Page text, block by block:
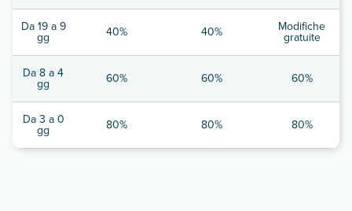
Da 19 a 9
gg 40% 40% Modifiche
gratuite
Da 8 a 4
gg 60% 60% 60%
Da 3 a 0
gg 80% 80% 80%